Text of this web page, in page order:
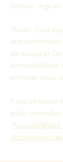
zona o región.
*Nota: Esta
dos
de editar la
Accesibilidad
eliminar esta
Para obtener
esto,
declaración